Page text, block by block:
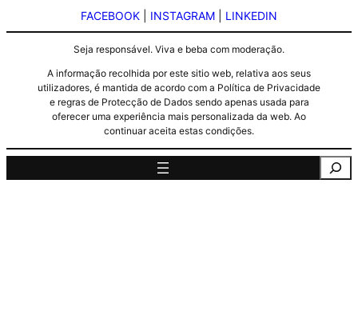
FACEBOOK INSTAGRAM LINKEDIN
Seja responsável. Viva e beba com moderação.
A informação recolhida por este sitio web, relativa aos seus
utilizadores, é mantida de acordo com a Política de Privacidade
e regras de Protecção de Dados sendo apenas usada para
oferecer uma experiência mais personalizada da web. Ao
continuar aceita estas condições.